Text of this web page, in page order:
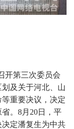
开第三次委员会
及关于河北、山
重要决议，决定
。8月20日，平
定潘复生为中共